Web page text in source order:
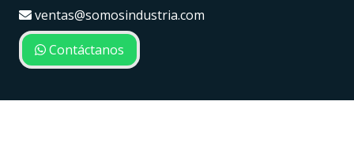
ventas@somosindustria.com
Contáctanos